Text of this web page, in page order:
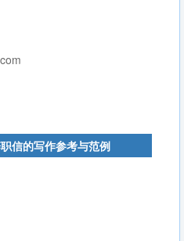
信的写作参考与范例